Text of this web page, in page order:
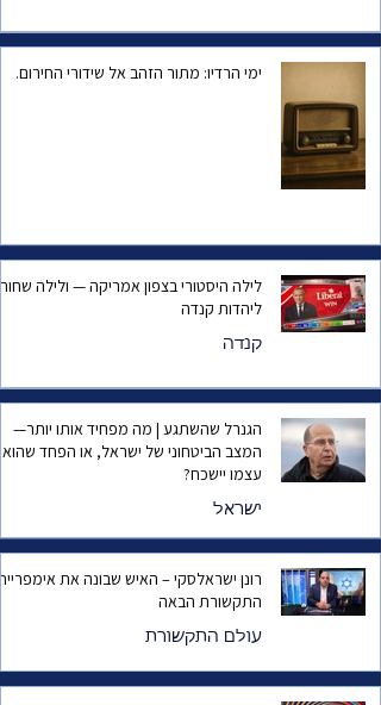
ימי הרדיו: מתור הזהב אל שידורי החירום.
לילה היסטורי בצפון אמריקה — ולילה שחור
ליהדות קנדה
קנדה
הגנרל שהשתגע | מה מפחיד אותו יותר—
המצב הביטחוני של ישראל, או הפחד שהוא
עצמו יישכח?
ישראל
רונן ישראלסקי – האיש שבונה את
התקשורת הבאה
עולם התקשורת